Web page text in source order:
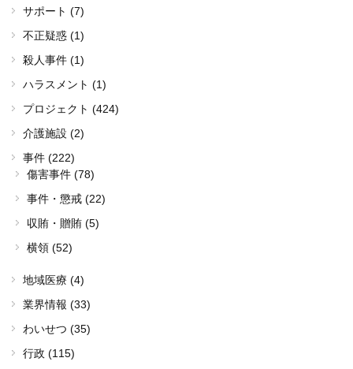
サポート (7)
不正疑惑 (1)
殺人事件 (1)
ハラスメント (1)
プロジェクト (424)
介護施設 (2)
事件 (222)
傷害事件 (78)
事件・懲戒 (22)
収賄・贈賄 (5)
横領 (52)
地域医療 (4)
業界情報 (33)
わいせつ (35)
行政 (115)